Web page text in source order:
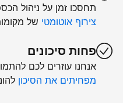
תחסכו זמן על ניהול
צירוף אוטומטי של
פחות סיכונים
אנחנו עוזרים לכם
מפחיתים את הסיכון